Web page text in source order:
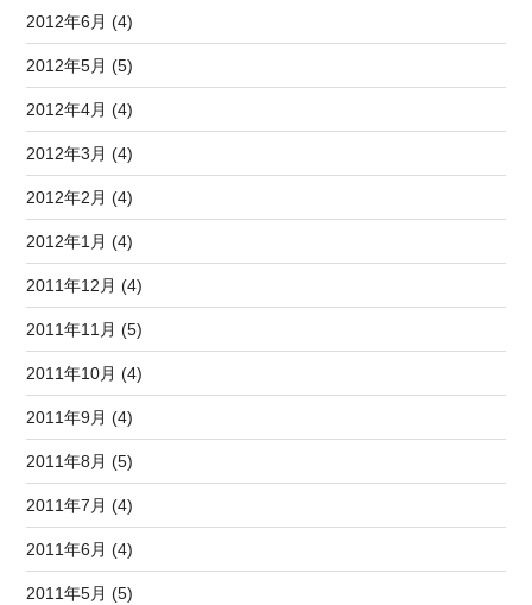
2012年6月 (4)
2012年5月 (5)
2012年4月 (4)
2012年3月 (4)
2012年2月 (4)
2012年1月 (4)
2011年12月 (4)
2011年11月 (5)
2011年10月 (4)
2011年9月 (4)
2011年8月 (5)
2011年7月 (4)
2011年6月 (4)
2011年5月 (5)